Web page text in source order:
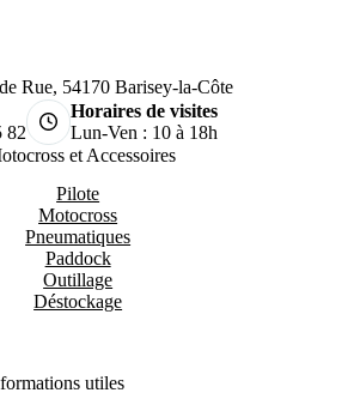
Rue, 54170 Barisey-la-Côte
82
Horaires de visites
Lun-Ven : 10 à 18h
et Accessoires
Pilote
Motocross
Pneumatiques
Paddock
Outillage
Déstockage
utiles